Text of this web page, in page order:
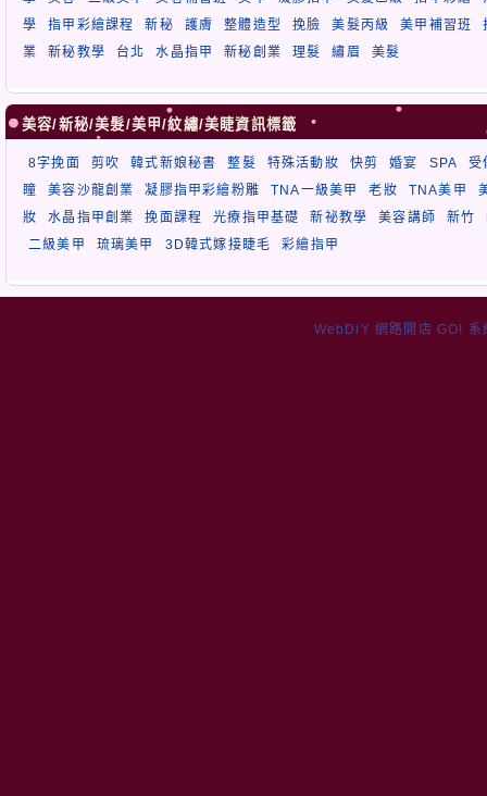
學
指甲彩繪課程 新秘 護膚 整體造型 挽臉 美髮丙級 美甲補習班
業
新秘教學 台北 水晶指甲 新秘創業 理髮 繡眉 美髮
美容/新秘/美髮/美甲/紋繡/美睫資訊標籤
8字挽面 剪吹 韓式新娘秘書 整髮 特殊活動妝 快剪 婚宴 SPA
受
瞳
美容沙龍創業 凝膠指甲彩繪粉雕 TNA一級美甲 老妝 TNA美甲
妝
水晶指甲創業 挽面課程 光療指甲基礎 新祕教學 美容講師 新竹
二級美甲
琉璃美甲 3D韓式嫁接睫毛 彩繪指甲
WebDiY 網路開店 GO! 系